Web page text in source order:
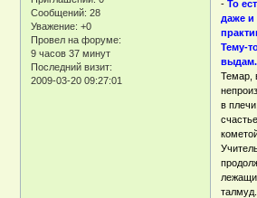
Сообщений: 28
Уважение: +0
Провел на форуме:
9 часов 37 минут
Последний визит:
2009-03-20 09:27:01
-То
даже и
Тему-
Темар,
в